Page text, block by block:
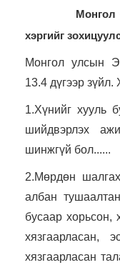
Монгол
хэргийг
Монгол улсын
13.4 дүгээр зүйл.
1.Хүнийг хууль
шийдвэрлэх
шинжгүй бол......
2.Мөрдөн
албан
бусаар хорьсон,
хязгаарласан,
хязгаарласан